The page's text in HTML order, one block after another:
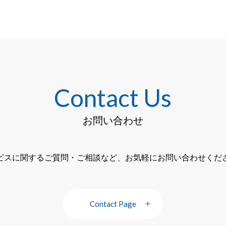
Contact Us
お問い合わせ
スに関するご質問・ご相談など、お気軽にお問い合わせくだ
Contact Page